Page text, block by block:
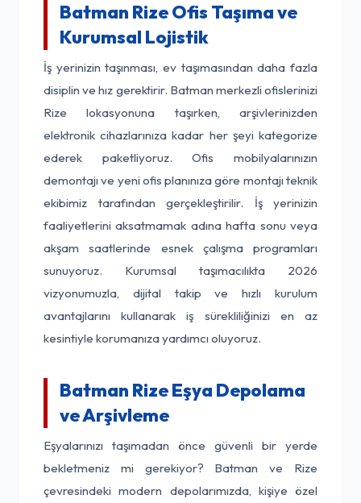
Batman Rize Ofis Taşıma ve
Kurumsal Lojistik
İş yerinizin taşınması, ev taşımasından daha fazla
disiplin ve hız gerektirir. Batman merkezli ofislerinizi
Rize lokasyonuna taşırken, arşivlerinizden
elektronik cihazlarınıza kadar her şeyi kategorize
ederek paketliyoruz. Ofis mobilyalarınızın
demontajı ve yeni ofis planınıza göre montajı teknik
ekibimiz tarafından gerçekleştirilir. İş yerinizin
faaliyetlerini aksatmamak adına hafta sonu veya
akşam saatlerinde esnek çalışma programları
sunuyoruz. Kurumsal taşımacılıkta 2026
vizyonumuzla, dijital takip ve hızlı kurulum
avantajlarını kullanarak iş sürekliliğinizi en az
kesintiyle korumanıza yardımcı oluyoruz.
Batman Rize Eşya Depolama
ve Arşivleme
Eşyalarınızı taşımadan önce güvenli bir yerde
bekletmeniz mi gerekiyor? Batman ve Rize
çevresindeki modern depolarımızda, kişiye özel